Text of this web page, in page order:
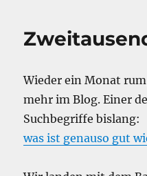
Wieder ein Monat
mehr im Blog. Einer
Suchbegriffe bislang:
was ist genauso gut